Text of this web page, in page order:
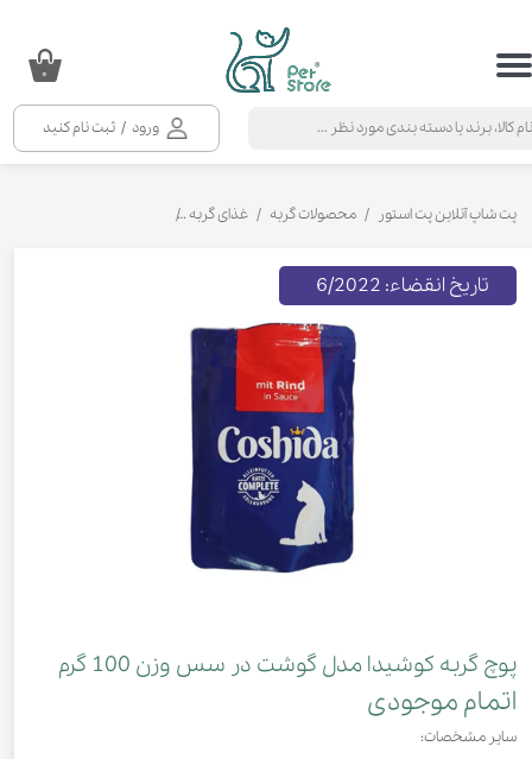
ورود / ثبت نام کنید
حساب کاربری من
خروج از حساب کاربری
۰
پت شاپ آنلاین پت استور محصولات گربه غذای گربه
پوچ گربه کوشیدا مدل گوشت در سس وزن 100 گرم
اتمام موجودی
سایر مشخصات:
تاریخ انقضاء: 6/2022